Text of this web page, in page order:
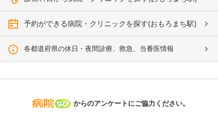
予約ができる病院・クリニックを探す(おもろまち駅)
各都道府県の休日・夜間診療、救急、当番医情報
病院なび
からのアンケートにご協力ください。